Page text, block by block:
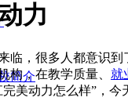
简介
力
临，很多人都意识
构，在教学质量、 就
美动力怎么样”，